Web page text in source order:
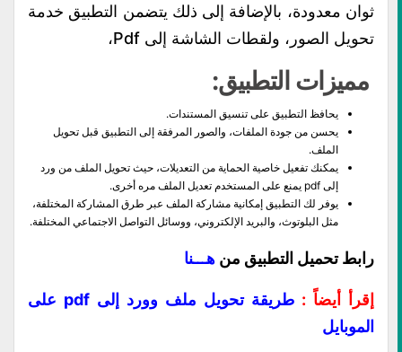
ثوان معدودة، بالإضافة إلى ذلك يتضمن التطبيق خدمة
تحويل الصور، ولقطات الشاشة إلى Pdf،
مميزات التطبيق:
يحافظ التطبيق على تنسيق المستندات.
يحسن من جودة الملفات، والصور المرفقة إلى التطبيق قبل تحويل
الملف.
يمكنك تفعيل خاصية الحماية من التعديلات، حيث تحويل الملف من ورد
إلى pdf يمنع على المستخدم تعديل الملف مره أخرى.
يوفر لك التطبيق إمكانية مشاركة الملف عبر طرق المشاركة المختلفة،
مثل البلوتوث، والبريد الإلكتروني، ووسائل التواصل الاجتماعي المختلفة.
رابط تحميل التطبيق من هـــنا
إقرأ أيضاً :
طريقة تحويل ملف وورد إلى pdf على
الموبايل